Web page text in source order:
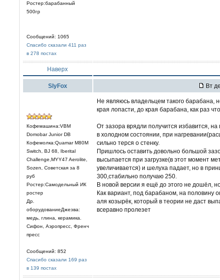
Ростер:барабанный
500гр
Сообщений: 1065
Спасибо сказали 411 раз
в 278 постах
Наверх
SlyFox Вт
Кофемашина:VBM
Domobar Junior DB
Кофемолка:Quamar M80M
Switch, BJ 68, Iberital
Challenge,MYY47 Aerolite,
Sozen, Советская за 8
руб
Ростер:Самодельный ИК
ростер
Др.
оборудованиеДжезва:
медь, глина, керамика.
Сифон, Аэропресс, Френч
пресс
Сообщений: 852
Спасибо сказали 169 раз
в 139 постах
Не являюсь владельцем такого барабана,
края лопасти, до края барабана, как раз
От зазора врядли получится избавится,
в холодном состоянии, при
сильно терся о стенку.
Пришлось оставить довольно большой
высыпается при загрузке(в этот момент
увеличивается) и шелуха падает, но в
300,стабильно получаю 250.
В новой версии я ещё до этого не дошёл,
Как вариант, под барабаном, на половину
аля козырёк, который в теории не даст
всеравно пролезет